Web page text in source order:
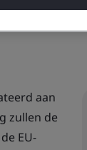
aan
zullen de
EU-